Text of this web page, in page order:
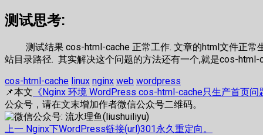
测试思考:
测试结果 cos-html-cache 正常工作. 文章的html文件正常
站目录路径. 其实解决这个问题的方法还有一个,就是cos-
cos-html-cache linux nginx web wordpress
📌本文 《Nginx 环境 WordPress cos-html-cache只生产首页问
公众号，请在文末增加作者微信公众号二维码。
上一 上
Nginx下WordPress链接(url)301永久重定向。